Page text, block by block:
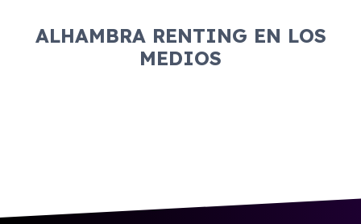
ALHAMBRA RENTING EN LOS
MEDIOS